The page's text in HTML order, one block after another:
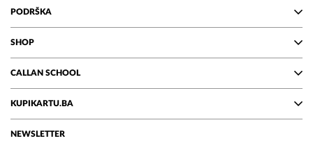
PODRŠKA
SHOP
CALLAN SCHOOL
KUPIKARTU.BA
NEWSLETTER